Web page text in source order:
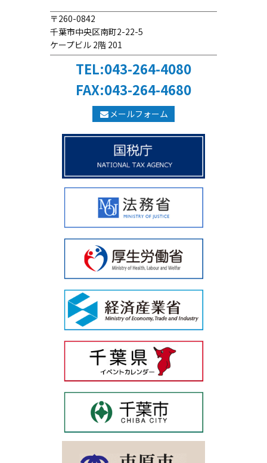
〒260-0842
千葉市中央区南町2-22-5
ケープビル 2階 201
TEL:043-264-4080
FAX:043-264-4680
メールフォーム